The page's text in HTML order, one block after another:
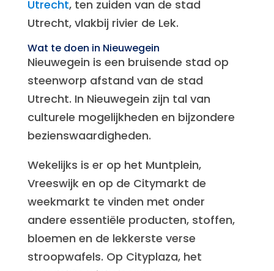
Utrecht, ten zuiden van de stad
Utrecht, vlakbij rivier de Lek.
Wat te doen in Nieuwegein
Nieuwegein is een bruisende stad op
steenworp afstand van de stad
Utrecht. In Nieuwegein zijn tal van
culturele mogelijkheden en bijzondere
bezienswaardigheden.
Wekelijks is er op het Muntplein,
Vreeswijk en op de Citymarkt de
weekmarkt te vinden met onder
andere essentiële producten, stoffen,
bloemen en de lekkerste verse
stroopwafels. Op Cityplaza, het